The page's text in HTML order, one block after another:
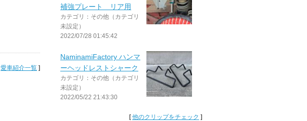
補強プレート リア用
カテゴリ：その他（カテゴリ
未設定）
2022/07/28 01:45:42
NaminamiFactory ハンマ
ーヘッドレストシャーク
カテゴリ：その他（カテゴリ
未設定）
2022/05/22 21:43:30
[他のクリップをチェック ]
愛車紹介一覧 ]